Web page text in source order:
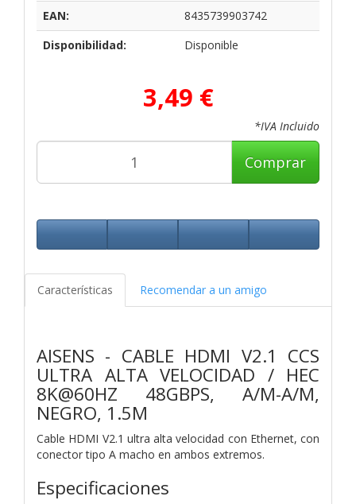
EAN:
8435739903742
Disponibilidad:
Disponible
3,49 €
*IVA Incluido
Comprar
Características Recomendar a un amigo
AISENS - CABLE HDMI V2.1 CCS
ULTRA ALTA VELOCIDAD / HEC
8K@60HZ 48GBPS, A/M-A/M,
NEGRO, 1.5M
Cable HDMI V2.1 ultra alta velocidad con Ethernet, con
conector tipo A macho en ambos extremos.
Especificaciones